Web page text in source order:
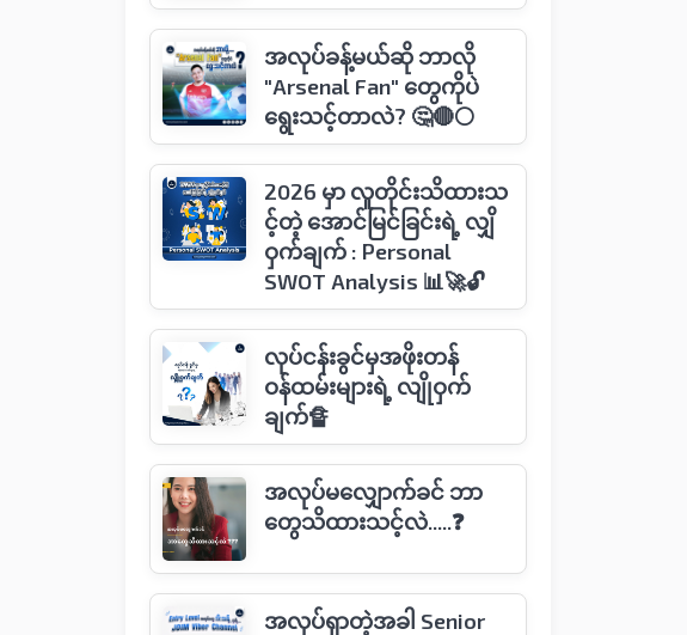
အလုပ်ခန့်မယ်ဆို ဘာလို
"Arsenal Fan" တွေကိုပဲ
ရွေးသင့်တာလဲ? 🤔🔴⚪️
2026 မှာ လူတိုင်းသိထားသ
င့်တဲ့ အောင်မြင်ခြင်းရဲ့ လျှိ
ဝှက်ချက် : Personal
SWOT Analysis 📊🚀🔓
လုပ်ငန်းခွင်မှအဖိုးတန်
ဝန်ထမ်းများရဲ့ လျိုဝှက်
ချက်🔏
အလုပ်မလျှောက်ခင် ဘာ
တွေသိထားသင့်လဲ.....❓
အလုပ်ရှာတဲ့အခါ Senior